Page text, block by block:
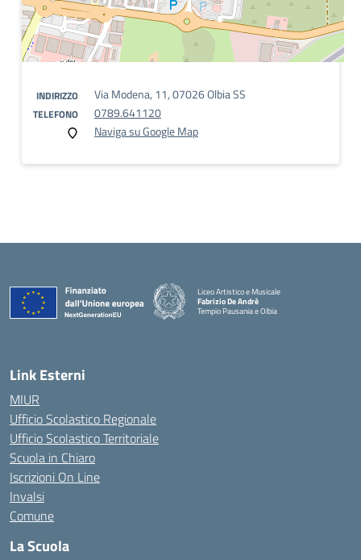
INDIRIZZO Via Modena, 11, 07026 Olbia SS
TELEFONO
0789.641120
Naviga su Google Map
Liceo Artistico e Musicale
Fabrizio De Andrè
Tempio Pausania e Olbia
— Visita la pagina iniziale della scuola
Link Esterni
MIUR
Ufficio Scolastico Regionale
Ufficio Scolastico Territoriale
Scuola in Chiaro
Iscrizioni On Line
Invalsi
Comune
La Scuola